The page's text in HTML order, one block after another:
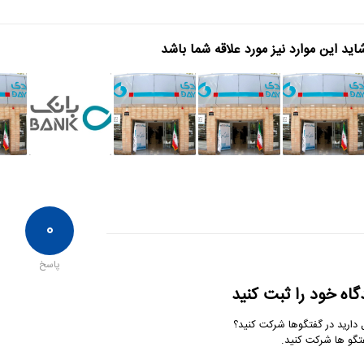
این موارد نیز مورد علاقه شما باشد
۰
پاسخ
خود را ثبت کنید
دارید در گفتگوها شرکت کنید؟
ها شرکت کنید.